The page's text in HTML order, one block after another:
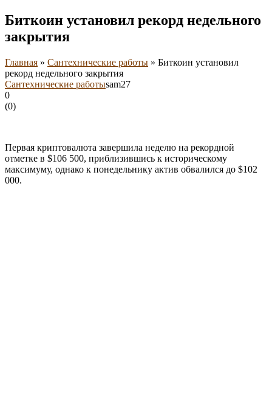
Биткоин установил рекорд недельного
закрытия
Главная » Сантехнические работы » Биткоин установил
рекорд недельного закрытия
Сантехнические работыsam27
0
(0)
Первая криптовалюта завершила неделю на рекордной
отметке в $106 500, приблизившись к историческому
максимуму, однако к понедельнику актив обвалился до $102
000.